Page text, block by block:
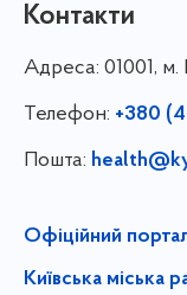
Контакти
Адреса: 01001, м.
Телефон: +380
Пошта:
Офіційний
Київська міська